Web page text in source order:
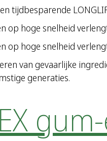
tijdbesparende
op hoge snelheid
op hoge snelheid
van gevaarlijke
generaties.